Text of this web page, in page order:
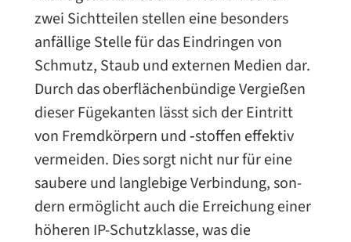
zwei Sichtteilen stel­len eine beson­ders
anfäl­lige Stelle für das Eindringen von
Schmutz, Staub und exter­nen Medien dar.
Durch das ober­flä­chen­bün­dige Vergießen
die­ser Fügekanten lässt sich der Eintritt
von Fremdkörpern und ‑stof­fen effek­tiv
ver­mei­den. Dies sorgt nicht nur für eine
sau­bere und lang­le­bige Verbindung, son­
dern ermög­licht auch die Erreichung einer
höhe­ren IP-​Schutzklasse, was die